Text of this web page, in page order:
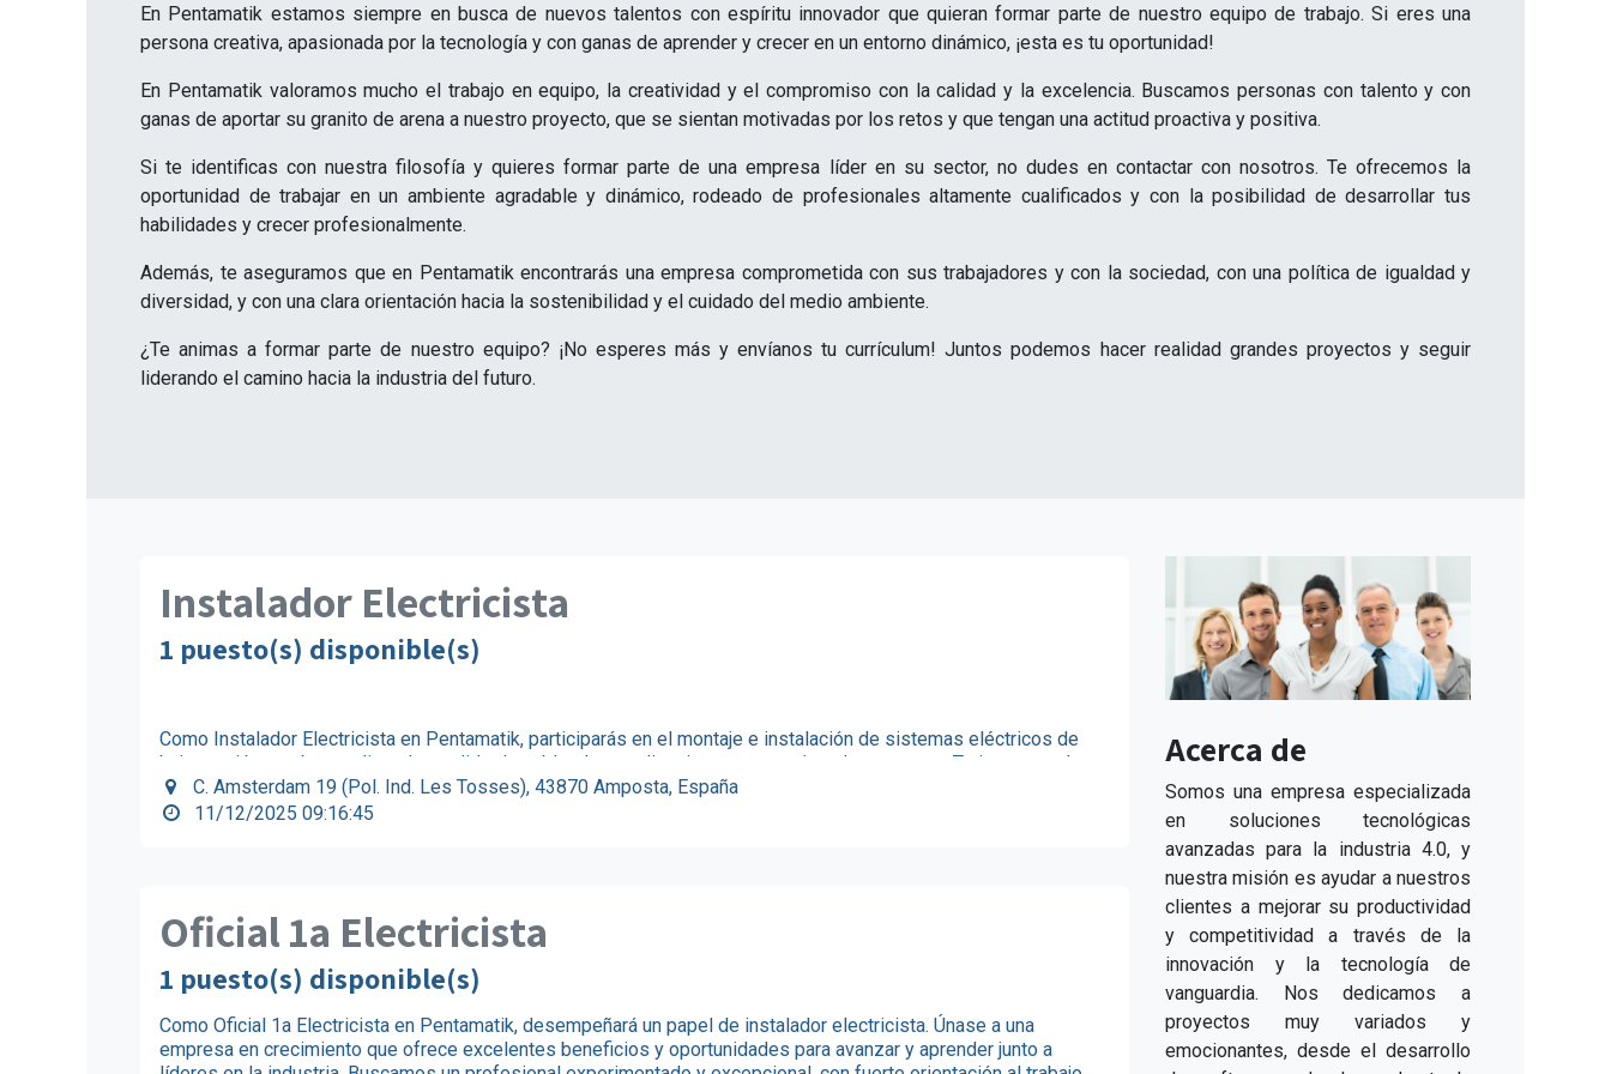
En Pentamatik estamos siempre en busca de nuevos talentos con espíritu innovador que quieran formar parte de nuestro equipo de trabajo. Si eres una
persona creativa, apasionada por la tecnología y con ganas de aprender y crecer en un entorno dinámico, ¡esta es tu oportunidad!
En Pentamatik valoramos mucho el trabajo en equipo, la creatividad y el compromiso con la calidad y la excelencia. Buscamos personas con talento y con
ganas de aportar su granito de arena a nuestro proyecto, que se sientan motivadas por los retos y que tengan una actitud proactiva y positiva.
Si te identificas con nuestra filosofía y quieres formar parte de una empresa líder en su sector, no dudes en contactar con nosotros. Te ofrecemos la
oportunidad de trabajar en un ambiente agradable y dinámico, rodeado de profesionales altamente cualificados y con la posibilidad de desarrollar tus
habilidades y crecer profesionalmente.
Además, te aseguramos que en Pentamatik encontrarás una empresa comprometida con sus trabajadores y con la sociedad, con una política de igualdad y
diversidad, y con una clara orientación hacia la sostenibilidad y el cuidado del medio ambiente.
¿Te animas a formar parte de nuestro equipo? ¡No esperes más y envíanos tu currículum! Juntos podemos hacer realidad grandes proyectos y seguir
liderando el camino hacia la industria del futuro.
Instalador Electricista
1 puesto(s) disponible(s)
Como Instalador Electricista en Pentamatik, participarás en el montaje e instalación de sistemas eléctricos de
baja tensión en obra, realizando tendido de cableado, canalizaciones y conexionado en campo. Te incorporarás a
un equipo profesional y cercano, en una empresa en crecimiento que ofrece estabilidad, formación continua y un
entorno de trabajo ordenado, seguro y colaborativo. Buscamos un profesional con experiencia en instalaciones
C. Amsterdam 19 (Pol. Ind. Les Tosses), 43870 Amposta, España
11/12/2025 09:16:45
Oficial 1a Electricista
1 puesto(s) disponible(s)
Como Oficial 1a Electricista en Pentamatik, desempeñará un papel de instalador electricista. Únase a una
empresa en crecimiento que ofrece excelentes beneficios y oportunidades para avanzar y aprender junto a
Acerca de
Somos una empresa especializada
en soluciones tecnológicas
avanzadas para la industria 4.0, y
nuestra misión es ayudar a nuestros
clientes a mejorar su productividad
y competitividad a través de la
innovación y la tecnología de
vanguardia. Nos dedicamos a
proyectos muy variados y
emocionantes, desde el desarrollo